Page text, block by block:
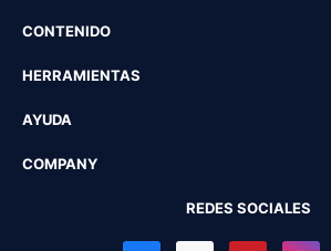
CONTENIDO
HERRAMIENTAS
AYUDA
COMPANY
REDES SOCIALES